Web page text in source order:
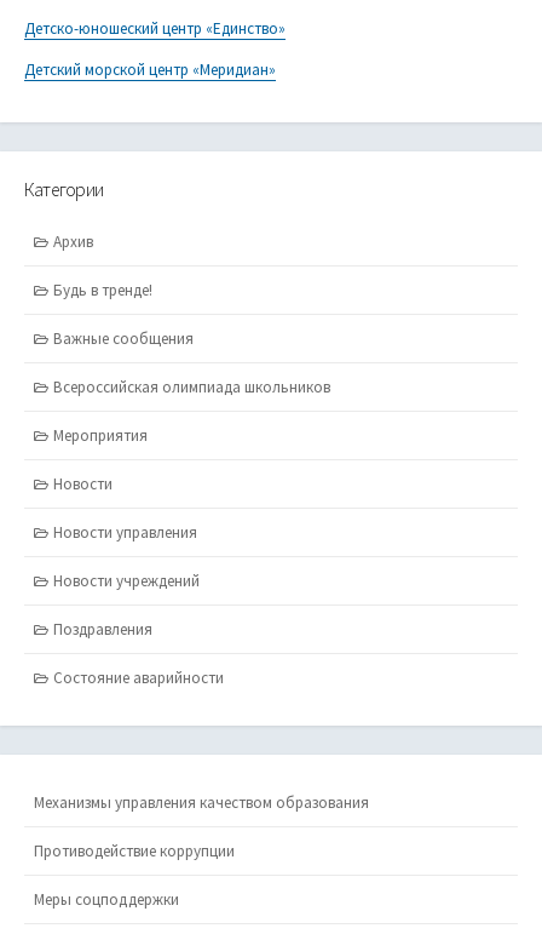
Детско-юношеский центр «Единство»
Детский морской центр «Меридиан»
Категории
Архив
Будь в тренде!
Важные сообщения
Всероссийская олимпиада школьников
Мероприятия
Новости
Новости управления
Новости учреждений
Поздравления
Состояние аварийности
Механизмы управления качеством образования
Противодействие коррупции
Меры соцподдержки